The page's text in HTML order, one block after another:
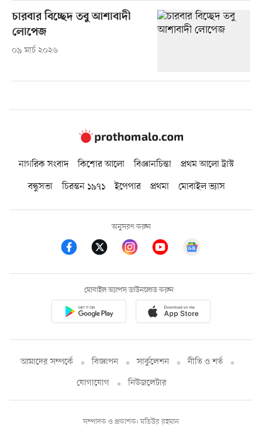
চারবার বিচ্ছেদ তবু আশাবাদী
লোপেজ
০৯ মার্চ ২০২৬
নাগরিক সংবাদ কিশোর আলো বিজ্ঞানচিন্তা
প্রথম আলো ট্রাস্ট
বন্ধুসভা
চিরন্তন ১৯৭১ ইপেপার প্রথমা মোবাইল ভ্যাস
অনুসরণ করুন
মোবাইল অ্যাপস ডাউনলোড করুন
আমাদের সম্পর্কে বিজ্ঞাপন সার্কুলেশন
নীতি ও শর্ত
যোগাযোগ
নিউজলেটার
সম্পাদক ও প্রকাশক: মতিউর রহমান